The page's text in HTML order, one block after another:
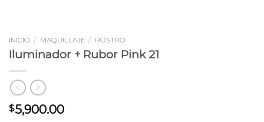
INICIO / MAQUILLAJE / ROSTRO
Iluminador + Rubor Pink 21
$5,900.00